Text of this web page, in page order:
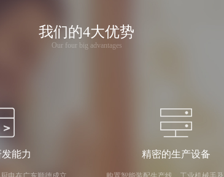
我们的4大优势
Our four big advantages
能力 精密的生产设备